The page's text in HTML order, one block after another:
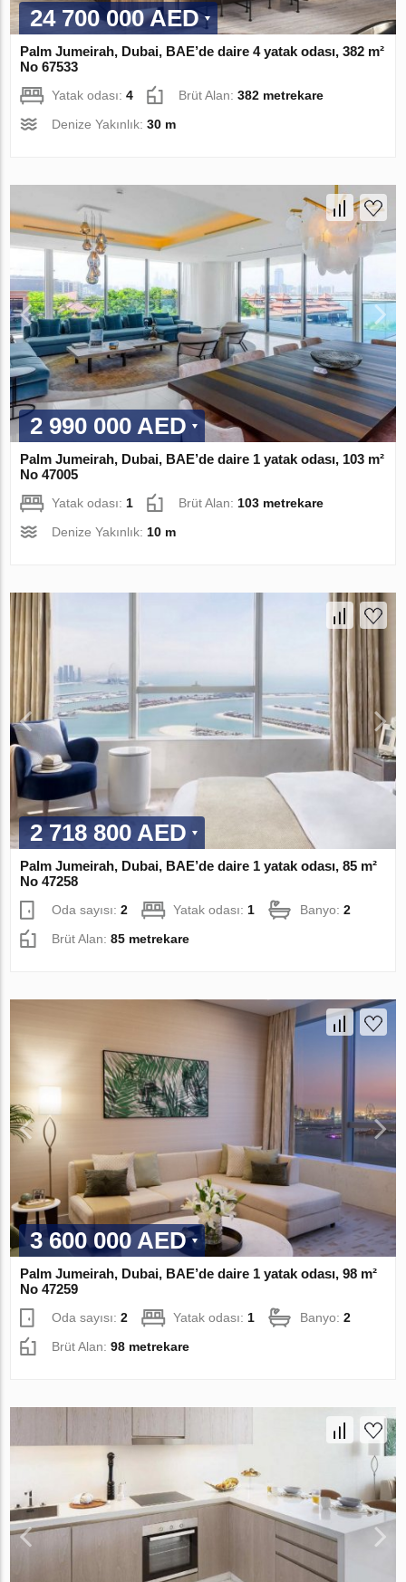
24 700 000 AED
Palm Jumeirah, Dubai, BAE’de daire 4 yatak odası, 382 m²
No 67533
Yatak odası:4 Brüt Alan:382 metrekare
Denize Yakınlık:30 m
2 990 000 AED
Palm Jumeirah, Dubai, BAE’de daire 1 yatak odası, 103 m²
No 47005
Yatak odası: 1 Brüt Alan: 103 metrekare
Denize Yakınlık: 10 m
2 718 800 AED
Palm Jumeirah, Dubai, BAE’de daire 1 yatak odası, 85 m²
No 47258
Oda sayısı:2 Yatak odası:1 Banyo:2
Brüt Alan:85 metrekare
3 600 000 AED
Palm Jumeirah, Dubai, BAE’de daire 1 yatak odası, 98 m²
No 47259
Oda sayısı:2 Yatak odası: 1 Banyo:2
Brüt Alan:98 metrekare